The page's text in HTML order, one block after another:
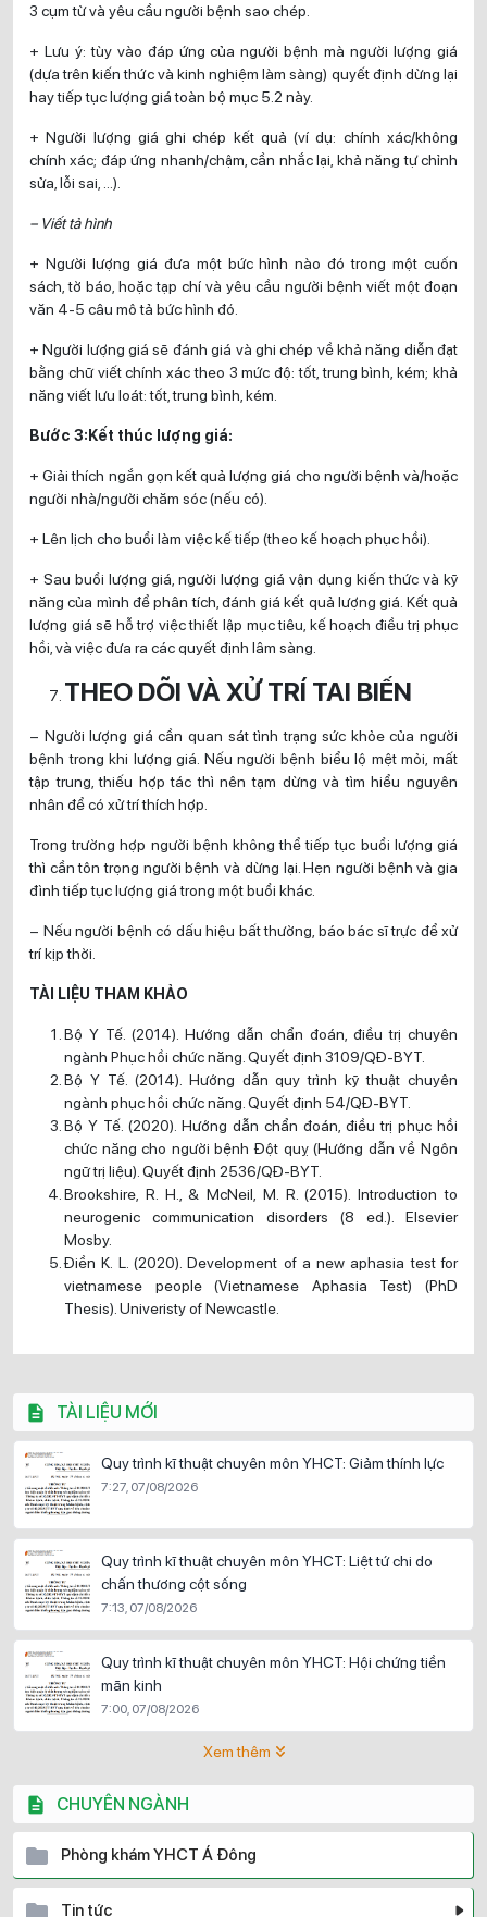
TÀI LIỆU MỚI
Quy trình kĩ thuật chuyên môn YHCT: Giảm thính lực
7:27, 07/08/2026
Quy trình kĩ thuật chuyên môn YHCT: Liệt tứ chi do
chấn thương cột sống
7:13, 07/08/2026
Quy trình kĩ thuật chuyên môn YHCT: Hội chứng tiền
mãn kinh
7:00, 07/08/2026
Xem thêm
CHUYÊN NGÀNH
Phòng khám YHCT Á Đông
Tin tức
3 cụm từ và yêu cầu người bệnh sao chép.
+ Lưu ý: tùy vào đáp ứng của người bệnh mà người lượng giá
(dựa trên kiến thức và kinh nghiệm làm sàng) quyết định dừng lại
hay tiếp tục lượng giá toàn bộ mục 5.2 này.
+ Người lượng giá ghi chép kết quả (ví dụ: chính xác/không
chính xác; đáp ứng nhanh/chậm, cần nhắc lại, khả năng tự chỉnh
sửa, lỗi sai, …).
– Viết tả hình
+ Người lượng giá đưa một bức hình nào đó trong một cuốn
sách, tờ báo, hoặc tạp chí và yêu cầu người bệnh viết một đoạn
văn 4-5 câu mô tả bức hình đó.
+ Người lượng giá sẽ đánh giá và ghi chép về khả năng diễn đạt
bằng chữ viết chính xác theo 3 mức độ: tốt, trung bình, kém; khả
năng viết lưu loát: tốt, trung bình, kém.
Bước 3:Kết thúc lượng giá:
+ Giải thích ngắn gọn kết quả lượng giá cho người bệnh và/hoặc
người nhà/người chăm sóc (nếu có).
+ Lên lịch cho buổi làm việc kế tiếp (theo kế hoạch phục hồi).
+ Sau buổi lượng giá, người lượng giá vận dụng kiến thức và kỹ
năng của mình để phân tích, đánh giá kết quả lượng giá. Kết quả
lượng giá sẽ hỗ trợ việc thiết lập mục tiêu, kế hoạch điều trị phục
hồi, và việc đưa ra các quyết định lâm sàng.
THEO DÕI VÀ XỬ TRÍ TAI BIẾN
– Người lượng giá cần quan sát tình trạng sức khỏe của người
bệnh trong khi lượng giá. Nếu người bệnh biểu lộ mệt mỏi, mất
tập trung, thiếu hợp tác thì nên tạm dừng và tìm hiểu nguyên
nhân để có xử trí thích hợp.
Trong trường hợp người bệnh không thể tiếp tục buổi lượng giá
thì cần tôn trọng người bệnh và dừng lại. Hẹn người bệnh và gia
đình tiếp tục lượng giá trong một buổi khác.
– Nếu người bệnh có dấu hiệu bất thường, báo bác sĩ trực để xử
trí kịp thời.
TÀI LIỆU THAM KHẢO
Bộ Y Tế. (2014). Hướng dẫn chẩn đoán, điều trị chuyên
ngành Phục hồi chức năng. Quyết định 3109/QĐ-BYT.
Bộ Y Tế. (2014). Hướng dẫn quy trình kỹ thuật chuyên
ngành phục hồi chức năng. Quyết định 54/QĐ-BYT.
Bộ Y Tế. (2020). Hướng dẫn chẩn đoán, điều trị phục hồi
chức năng cho người bệnh Đột quỵ (Hướng dẫn về Ngôn
ngữ trị liệu). Quyết định 2536/QĐ-BYT.
Brookshire, R. H., & McNeil, M. R. (2015). Introduction to
neurogenic communication disorders (8 ed.). Elsevier
Mosby.
Điền K. L. (2020). Development of a new aphasia test for
vietnamese people (Vietnamese Aphasia Test) (PhD
Thesis). Univeristy of Newcastle.